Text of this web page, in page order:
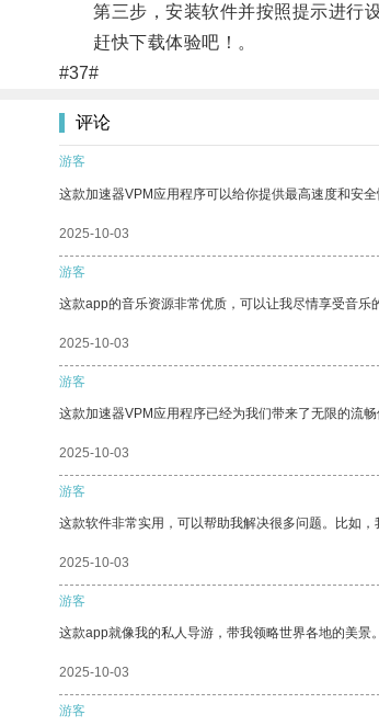
第三步，安装软件并按照提示进行设
赶快下载体验吧！。
#37#
评论
游客
这款加速器VPM应用程序可以给你提供最高速度和安
2025-10-03
游客
这款app的音乐资源非常优质，可以让我尽情享受音乐
2025-10-03
游客
这款加速器VPM应用程序已经为我们带来了无限的流畅
2025-10-03
游客
这款软件非常实用，可以帮助我解决很多问题。比如
2025-10-03
游客
这款app就像我的私人导游，带我领略世界各地的美景。
2025-10-03
游客